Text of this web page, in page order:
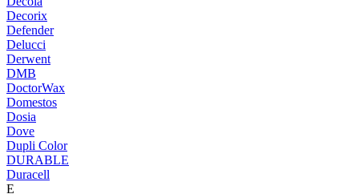
Decorix
Defender
Delucci
Derwent
DMB
DoctorWax
Domestos
Dosia
Dove
Dupli Color
DURABLE
Duracell
E